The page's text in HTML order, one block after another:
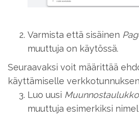
Varmista että sisäinen
muuttuja on käytössä.
Seuraavaksi voit määrittää
käyttämiselle
Luo uusi Muunnostaulukko
muuttuja esimerkiksi